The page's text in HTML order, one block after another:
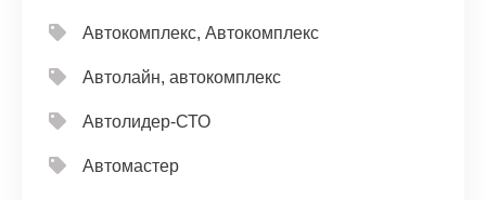
Автокомплекс, Автокомплекс
Автолайн, автокомплекс
Автолидер-СТО
Автомастер